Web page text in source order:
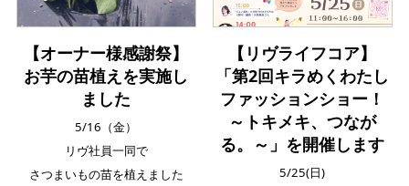
【オーナー様感謝祭】
お芋の苗植えを実施し
ました
5/16（金）
リヴ社員一同で
さつまいもの苗を植えました
【リヴライフコア】
「第2回キラめくわたし
ファッションショー！
～トキメキ、つなが
る。～」を開催します
5/25(日)